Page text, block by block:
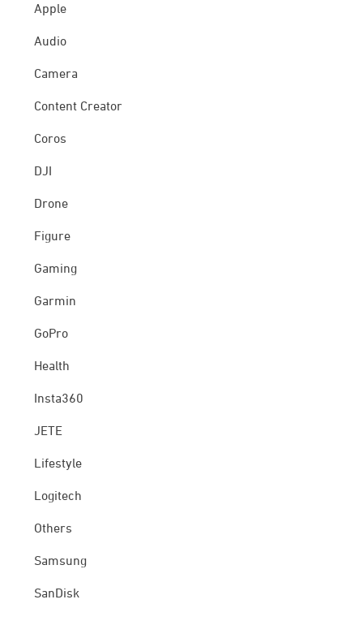
Apple
Audio
Camera
Content Creator
Coros
DJI
Drone
Figure
Gaming
Garmin
GoPro
Health
Insta360
JETE
Lifestyle
Logitech
Others
Samsung
SanDisk